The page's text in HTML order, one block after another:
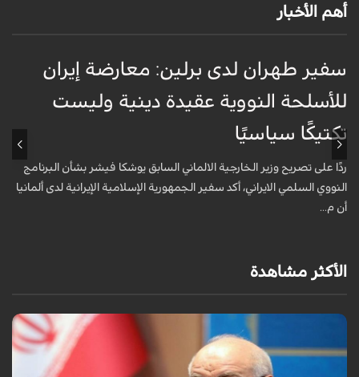
أهم الأخبار
سفير طهران لدى برلين: معارضة إيران
للأسلحة النووية عقيدة دينية وليست
تكتيكًا سياسيًا
ردًا على تصريح وزير الخارجية الالماني السابق يوشكا فيشر بشأن البرنامج
النووي السلمي الايراني، أكد سفير الجمهورية الإسلامية الإيرانية لدى ألمانيا
أن م...
الأكثر مشاهدة